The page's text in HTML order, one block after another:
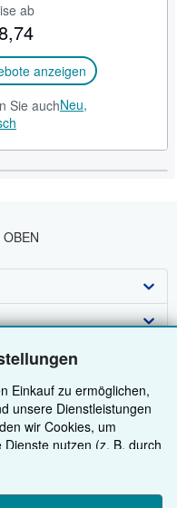
Einkauf zu ermöglichen,
unsere Dienstleistungen
wir Cookies, um
nutzen (z. B. durch
sodass wir Optimierungen
relevante Inhalte
ab
anzeigen
Sie auchNeu,